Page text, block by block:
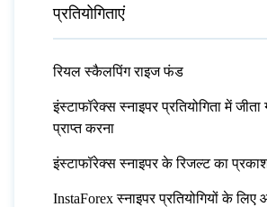
प्रतियोगिताएं
रियल स्कैलपिंग राइज फंड
इंस्टाफॉरेक्स स्नाइपर प्रतियोगिता में जीता
प्राप्त करना
इंस्टाफॉरेक्स स्नाइपर के रिजल्ट का
InstaForex स्नाइपर प्रतियोगियों के